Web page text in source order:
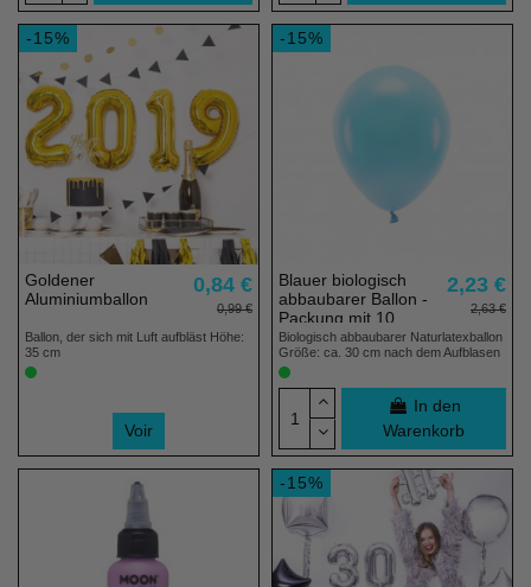
-15%
Goldener
Aluminiumballon
0,84 €
0,99 €
Ballon, der sich mit Luft aufbläst Höhe:
35 cm
Voir
-15%
Blauer biologisch
abbaubarer Ballon -
Packung mit 10
Stück
2,23 €
2,63 €
Biologisch abbaubarer Naturlatexballon
Größe: ca. 30 cm nach dem Aufblasen
In den
Warenkorb
-15%